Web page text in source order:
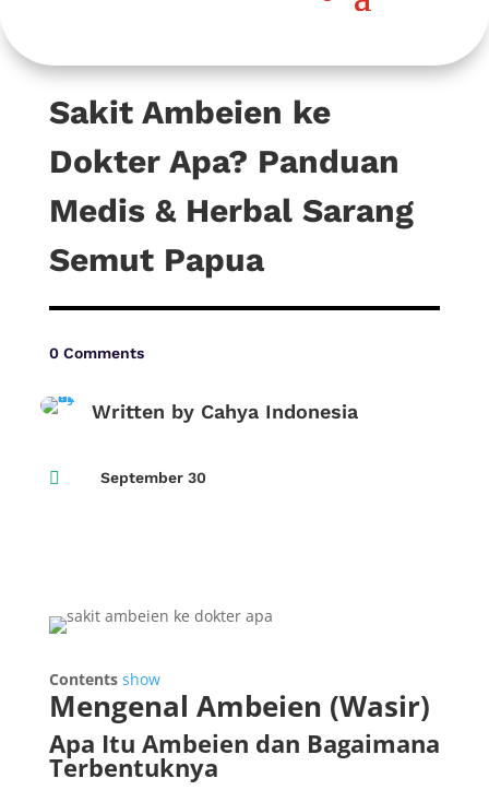
Sakit Ambeien ke
Dokter Apa? Panduan
Medis & Herbal Sarang
Semut Papua
0 Comments
Written by Cahya Indonesia
 September 30
Contents show
Mengenal Ambeien (Wasir)
Apa Itu Ambeien dan Bagaimana
Terbentuknya